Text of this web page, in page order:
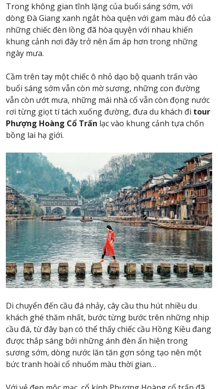
Trong không gian tĩnh lặng của buổi sáng sớm, với
dòng Đà Giang xanh ngắt hòa quện với gam màu đỏ của
những chiếc đèn lồng đã hòa quyện với nhau khiến
khung cảnh nơi đây trở nên ấm áp hơn trong những
ngày mưa.
Cầm trên tay một chiếc ô nhỏ dạo bộ quanh trấn vào
buổi sáng sớm vẫn còn mờ sương, những con đường
vẫn còn ướt mưa, những mái nhà cổ vẫn còn đọng nước
rơi từng giọt tí tách xuống đường, đưa du khách đi tour
Phượng Hoàng Cổ Trấn lạc vào khung cảnh tựa chốn
bồng lai hạ giới.
Di chuyển đến cầu đá nhảy, cây cầu thu hút nhiều du
khách ghé thăm nhất, bước từng bước trên những nhịp
cầu đá, từ đây bạn có thể thấy chiếc cầu Hồng Kiều đang
được thắp sáng bởi những ánh đèn ẩn hiện trong
sương sớm, dòng nước lăn tăn gợn sóng tạo nên một
bức tranh hoài cổ nhuốm màu thời gian…